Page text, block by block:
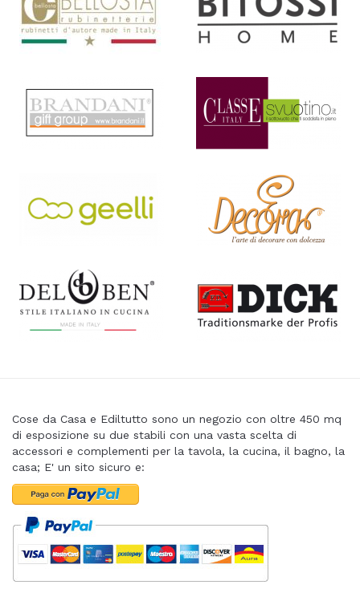
Cose da Casa e Ediltutto sono un negozio con oltre 450 mq
di esposizione su due stabili con una vasta scelta di
accessori e complementi per la tavola, la cucina, il bagno, la
casa; E' un sito sicuro e: